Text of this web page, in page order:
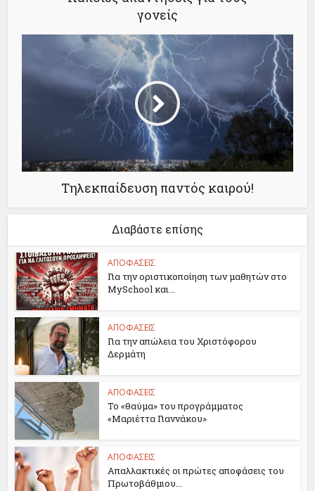
γονείς
Τηλεκπαίδευση παντός καιρού!
Διαβάστε επίσης
ΑΠΟΦΑΣΕΙΣ
Για την οριστικοποίηση των μαθητών στο
MySchool και...
ΑΠΟΦΑΣΕΙΣ
Για την απώλεια του Χριστόφορου
Δερμάτη
ΑΠΟΦΑΣΕΙΣ
Το «θαύμα» του προγράμματος
«Μαριέττα Γιαννάκου»
ΑΠΟΦΑΣΕΙΣ
Απαλλακτικές οι πρώτες αποφάσεις του
Πρωτοβάθμιου...